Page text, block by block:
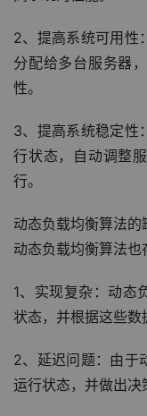
2、提高系统可用性
分配给多台服务器
性。
3、提高系统稳定性
行状态，自动调整
行。
动态负载均衡算法的
动态负载均衡算法也
1、实现复杂：动态
状态，并根据这些数
2、延迟问题：由于
运行状态，并做出决